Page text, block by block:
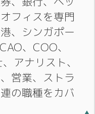
フィスを専門
、シンガポー
、COO、
アナリスト、
営業、ストラ
の職種をカバ